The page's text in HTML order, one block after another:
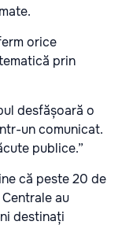
orice
prin
desfășoară o
un comunicat.
publice.”
că peste 20 de
au
destinați